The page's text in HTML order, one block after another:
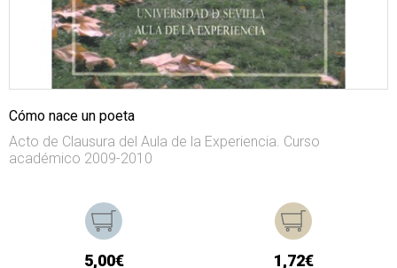
Cómo nace un poeta
Acto de Clausura del Aula de la Experiencia. Curso
académico 2009-2010
5,00€ 1,72€